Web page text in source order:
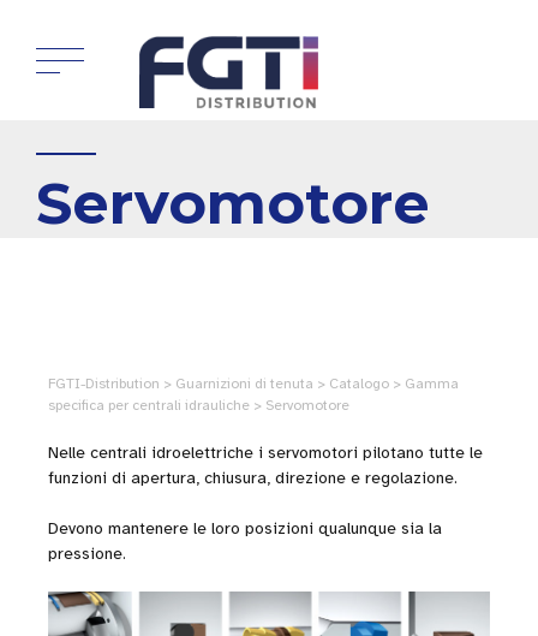
Servomotore
FGTI-Distribution > Guarnizioni di tenuta > Catalogo > Gamma
specifica per centrali idrauliche > Servomotore
Nelle centrali idroelettriche i servomotori pilotano tutte le
funzioni di apertura, chiusura, direzione e regolazione.
Devono mantenere le loro posizioni qualunque sia la
pressione.